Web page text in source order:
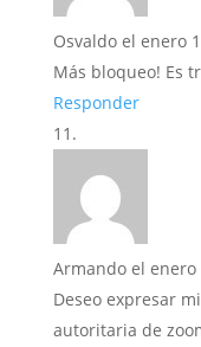
Osvaldo el enero
Más bloqueo! Es
Responder
Armando el enero
Deseo expresar
autoritaria de